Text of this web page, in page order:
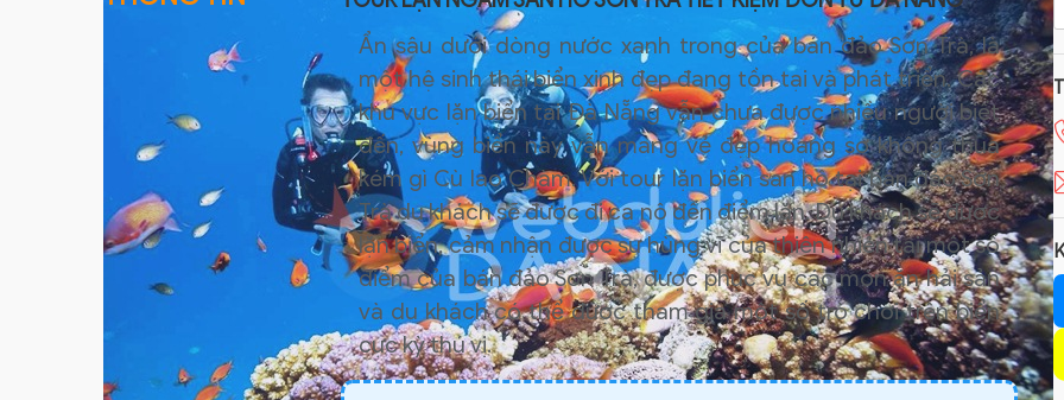
Ẩn sâu dưới dòng nước xanh trong của bán đảo Sơn Trà, là
một hệ sinh thái biển xinh đẹp đang tồn tại và phát triển. Các
khu vực lặn biển tại Đà Nẵng vẫn chưa được nhiều người biết
đến, vùng biển này vẫn mang vẻ đẹp hoang sơ không thua
kém gì Cù lao Chàm. Với tour lặn biển san hô tại bán đảo Sơn
Trà du khách sẽ được đi ca nô đến điểm lặn. Du khách sẽ được
lặn biển, cảm nhận được sự hùng vĩ của thiên nhiên tại một số
điểm của bán đảo Sơn Trà, được phục vụ các món ăn hải sản
và du khách có thể được tham gia một số trò chơi trên biển
cực kỳ thú vị.